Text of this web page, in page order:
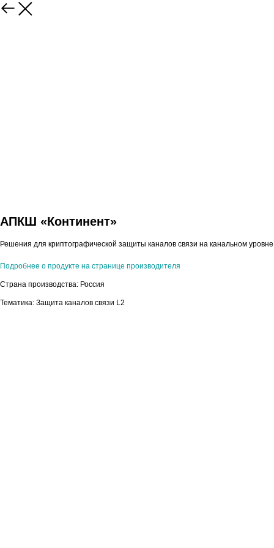
АПКШ «Континент»
Решения для криптографической защиты каналов связи на канальном уровне
Подробнее о продукте на странице производителя
Страна производства: Россия
Тематика: Защита каналов связи L2